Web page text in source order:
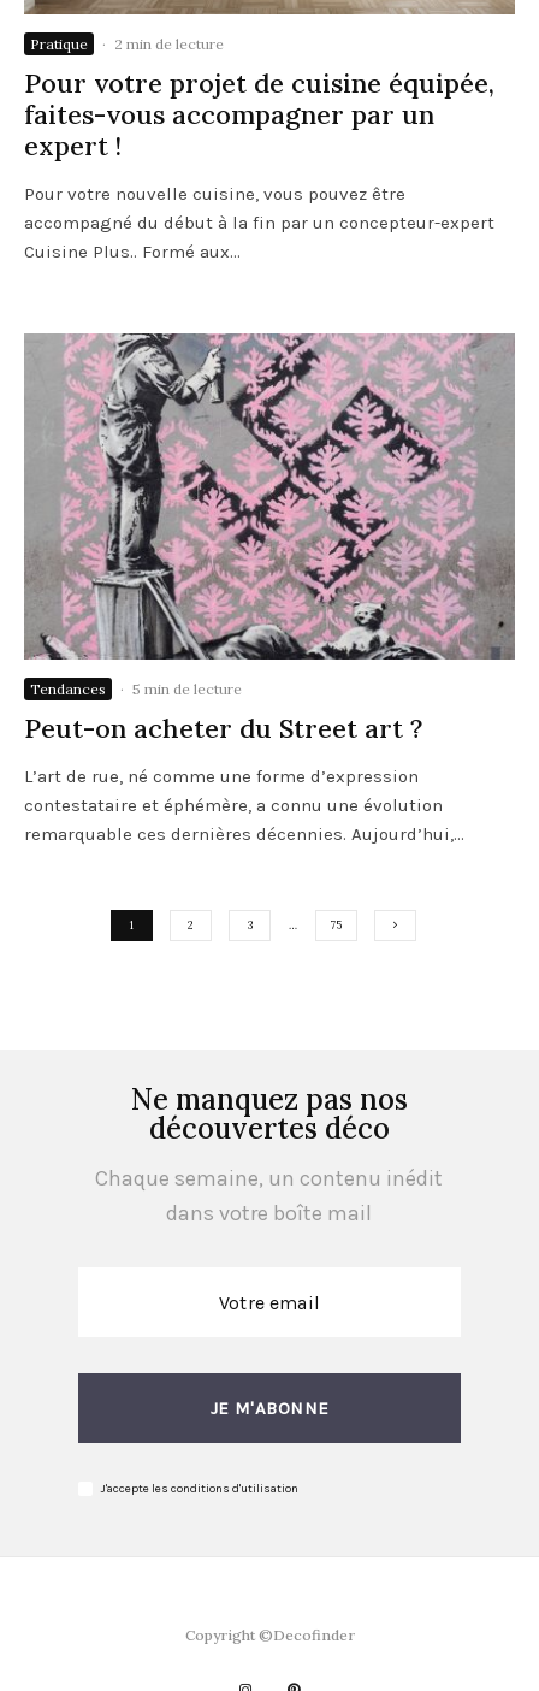
Pratique · 2 min de lecture
Pour votre projet de cuisine équipée,
faites-vous accompagner par un
expert !
Pour votre nouvelle cuisine, vous pouvez être
accompagné du début à la fin par un concepteur-expert
Cuisine Plus.. Formé aux...
Tendances · 5 min de lecture
Peut-on acheter du Street art ?
L’art de rue, né comme une forme d’expression
contestataire et éphémère, a connu une évolution
remarquable ces dernières décennies. Aujourd’hui,...
1 2 3 … 75
Ne manquez pas nos
découvertes déco
Chaque semaine, un contenu inédit
dans votre boîte mail
JE M'ABONNE
J'accepte les conditions d'utilisation
Copyright ©Decofinder